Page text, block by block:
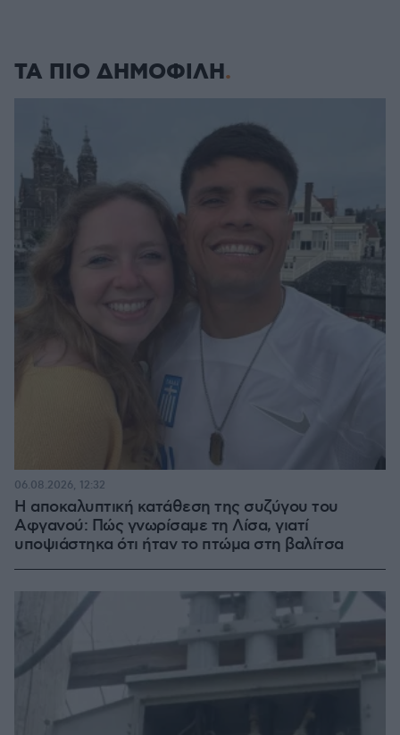
ΤΑ ΠΙΟ ΔΗΜΟΦΙΛΗ
Η αποκαλυπτική κατάθεση της συζύγου του
Αφγανού: Πώς γνωρίσαμε τη Λίσα, γιατί
υποψιάστηκα ότι ήταν το πτώμα στη βαλίτσα
06.08.2026, 12:32